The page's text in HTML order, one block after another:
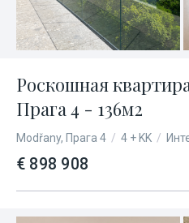
Роскошная
Прага 4 - 136м2
Modřany, Прага 4 / 4 + KK /
€ 898 908